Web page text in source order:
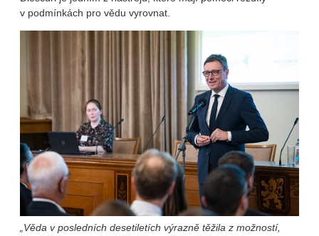
v podmínkách pro vědu vyrovnat.
„Věda v posledních desetiletích výrazně těžila z možností,